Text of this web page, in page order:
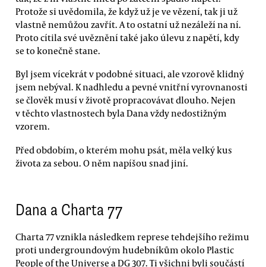
Protože si uvědomila, že když už je ve vězení, tak ji už
vlastně nemůžou zavřít. A to ostatní už nezáleží na ní.
Proto cítila své uvěznění také jako úlevu z napětí, kdy
se to konečně stane.
Byl jsem vícekrát v podobné situaci, ale vzorově klidný
jsem nebýval. K nadhledu a pevné vnitřní vyrovnanosti
se člověk musí v životě propracovávat dlouho. Nejen
v těchto vlastnostech byla Dana vždy nedostižným
vzorem.
Před obdobím, o kterém mohu psát, měla velký kus
života za sebou. O něm napíšou snad jiní.
Dana a Charta 77
Charta 77 vznikla následkem represe tehdejšího režimu
proti undergroundovým hudebníkům okolo Plastic
People of the Universe a DG 307. Ti všichni byli součástí